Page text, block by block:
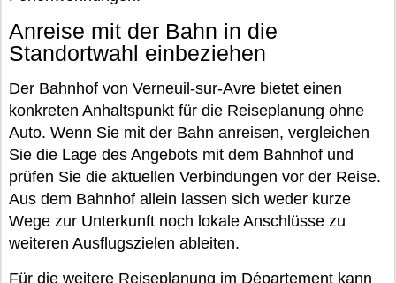
Anreise mit der Bahn in die
Standortwahl einbeziehen
Der Bahnhof von Verneuil-sur-Avre bietet einen
konkreten Anhaltspunkt für die Reiseplanung ohne
Auto. Wenn Sie mit der Bahn anreisen, vergleichen
Sie die Lage des Angebots mit dem Bahnhof und
prüfen Sie die aktuellen Verbindungen vor der Reise.
Aus dem Bahnhof allein lassen sich weder kurze
Wege zur Unterkunft noch lokale Anschlüsse zu
weiteren Ausflugszielen ableiten.
Für die weitere Reiseplanung im Département kann